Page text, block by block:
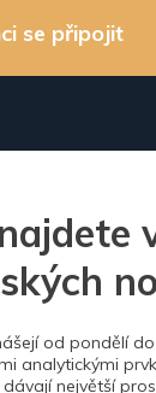
se připojit
od pondělí
analytickými
dávají největší